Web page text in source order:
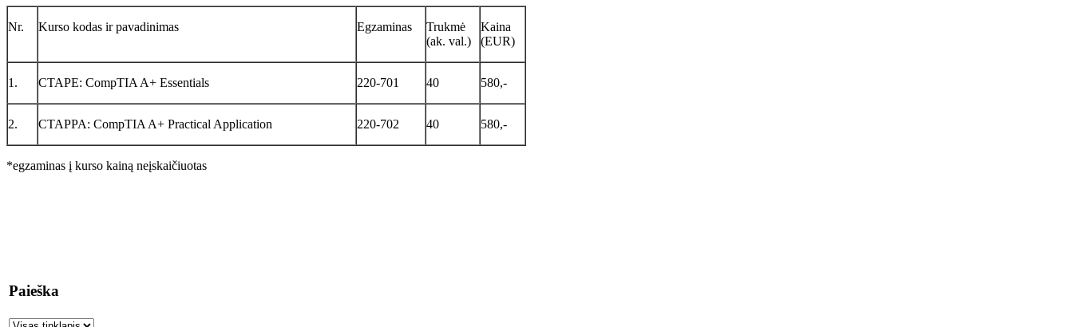
Nr. Kurso kodas ir pavadinimas Egzaminas
Trukmė
(ak. val.)
Kaina
(EUR)
1. CTAPE: CompTIA A+ Essentials 220-701 40 580,-
2. CTAPPA: CompTIA A+ Practical Application 220-702 40 580,-
*egzaminas į kurso kainą neįskaičiuotas
Paieška